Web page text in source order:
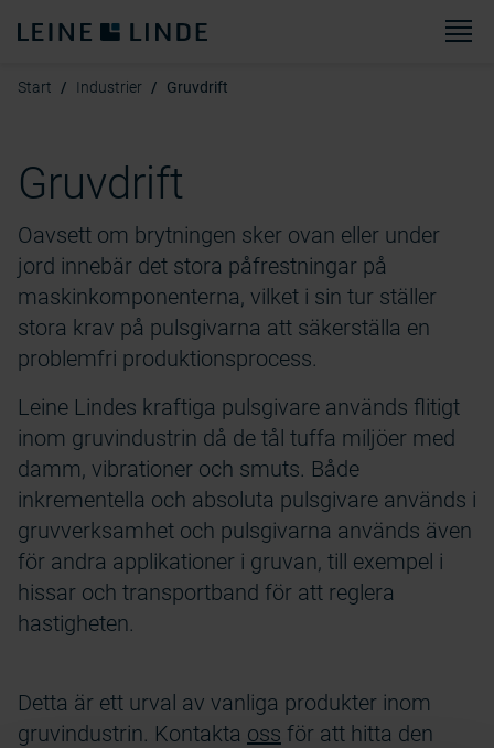
Start Industrier Gruvdrift
Gruvdrift
Oavsett om brytningen sker ovan eller under
jord innebär det stora påfrestningar på
maskinkomponenterna, vilket i sin tur ställer
stora krav på pulsgivarna att säkerställa en
problemfri produktionsprocess.
Leine Lindes kraftiga pulsgivare används flitigt
inom gruvindustrin då de tål tuffa miljöer med
damm, vibrationer och smuts. Både
inkrementella och absoluta pulsgivare används i
gruvverksamhet och pulsgivarna används även
för andra applikationer i gruvan, till exempel i
hissar och transportband för att reglera
hastigheten.
Detta är ett urval av vanliga produkter inom
gruvindustrin. Kontakta oss för att hitta den